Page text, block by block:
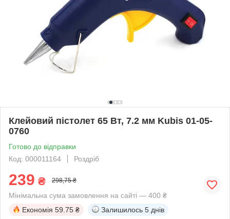
Клейовий пістолет 65 Вт, 7.2 мм Kubis 01-05-
0760
Готово до відправки
Код: 000011164
Роздріб
239 ₴ 298,75 ₴
Мінімальна сума замовлення на сайті — 400 ₴
Економія 59.75 ₴ Залишилось 5 днів